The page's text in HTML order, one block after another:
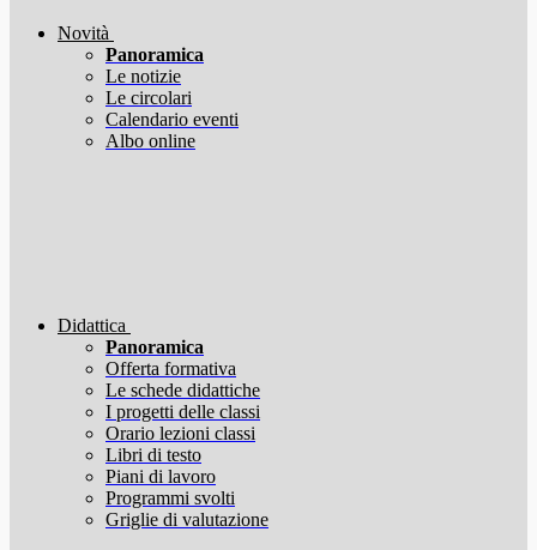
Novità
Panoramica
Le notizie
Le circolari
Calendario eventi
Albo online
Didattica
Panoramica
Offerta formativa
Le schede didattiche
I progetti delle classi
Orario lezioni classi
Libri di testo
Piani di lavoro
Programmi svolti
Griglie di valutazione